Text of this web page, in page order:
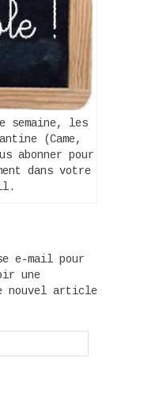
semaine, les
(Came,
abonner pour
dans votre
e-mail pour
une
nouvel article